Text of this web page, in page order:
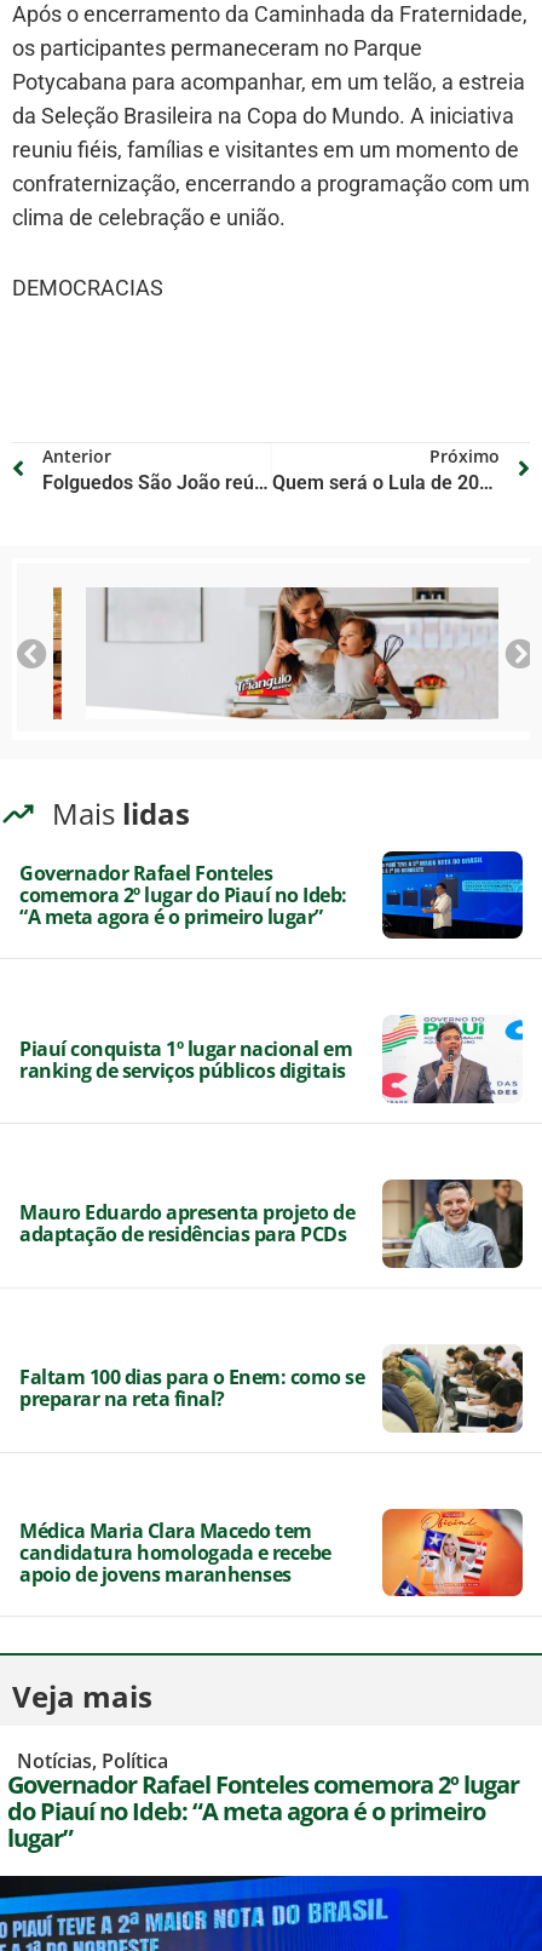
Após o encerramento da Caminhada da Fraternidade,
os participantes permaneceram no Parque
Potycabana para acompanhar, em um telão, a estreia
da Seleção Brasileira na Copa do Mundo. A iniciativa
reuniu fiéis, famílias e visitantes em um momento de
confraternização, encerrando a programação com um
clima de celebração e união.
DEMOCRACIAS
Anterior
Folguedos São João reúne milhares de pessoas em Teresina e governador destaca geração de renda e valorização da cultura nordestina
Próximo
Quem será o Lula de 2030? Haddad aponta governador do PI, Rafael Fonteles
Mais lidas
Governador Rafael Fonteles
comemora 2º lugar do Piauí no Ideb:
“A meta agora é o primeiro lugar”
Piauí conquista 1º lugar nacional em
ranking de serviços públicos digitais
Mauro Eduardo apresenta projeto de
adaptação de residências para PCDs
Faltam 100 dias para o Enem: como se
preparar na reta final?
Médica Maria Clara Macedo tem
candidatura homologada e recebe
apoio de jovens maranhenses
Veja mais
Notícias, Política
Governador Rafael Fonteles comemora 2º lugar
do Piauí no Ideb: “A meta agora é o primeiro
lugar”